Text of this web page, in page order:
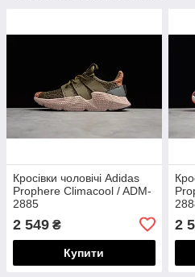
Кросівки чоловічі Adidas
Prophere Climacool / ADM-
2885
2 549 ₴
Купити
2